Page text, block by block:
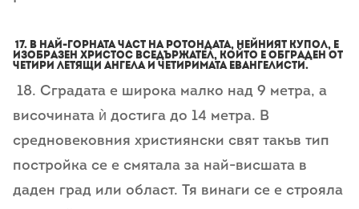
17. В най-горната част на Ротондата, нейният купол, е
изобразен Христос Вседържател, който е обграден от
четири летящи ангела и четиримата евангелисти.
18. Сградата е широка малко над 9 метра, а
височината ѝ достига до 14 метра. В
средновековния християнски свят такъв тип
постройка се е смятала за най-висшата в
даден град или област. Тя винаги се е строяла